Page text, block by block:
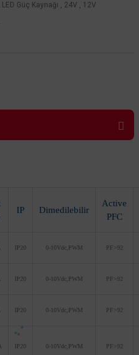
LED Güç Kaynağı , 24V , 12V
IP Dimedilebilir
Active
PFC
IP20 0-10Vdc,PWM PF>92
IP20 0-10Vdc,PWM PF>92
IP20 0-10Vdc,PWM PF>92
IP20 0-10Vdc,PWM PF>92